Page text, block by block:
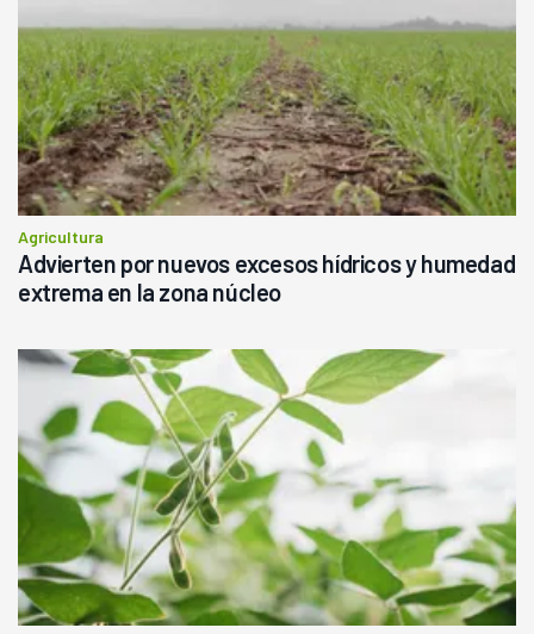
Agricultura
Advierten por nuevos excesos hídricos y humedad
extrema en la zona núcleo